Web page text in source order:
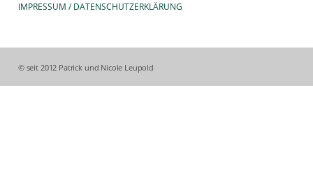
IMPRESSUM / DATENSCHUTZERKLÄRUNG
© seit 2012 Patrick und Nicole Leupold